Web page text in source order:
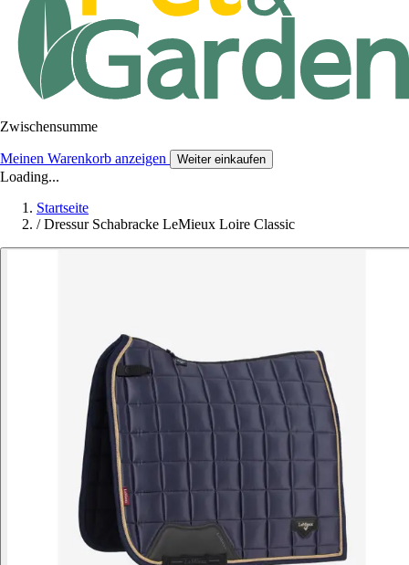
Zwischensumme
Meinen Warenkorb anzeigen Weiter einkaufen
Loading...
Startseite
/ Dressur Schabracke LeMieux Loire Classic